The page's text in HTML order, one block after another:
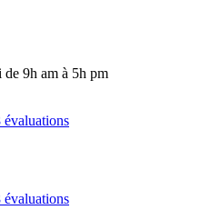
9h am à 5h pm
évaluations
évaluations